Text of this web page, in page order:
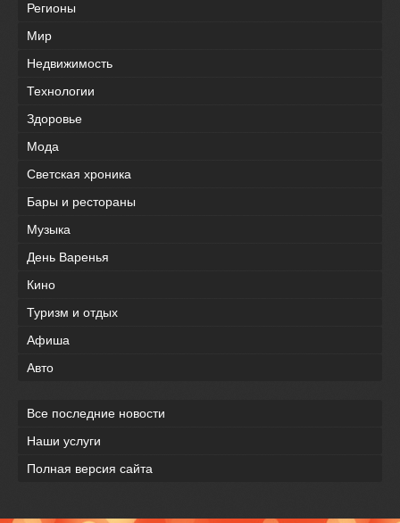
Регионы
Мир
Недвижимость
Технологии
Здоровье
Мода
Светская хроника
Бары и рестораны
Музыка
День Варенья
Кино
Туризм и отдых
Афиша
Авто
Все последние новости
Наши услуги
Полная версия сайта